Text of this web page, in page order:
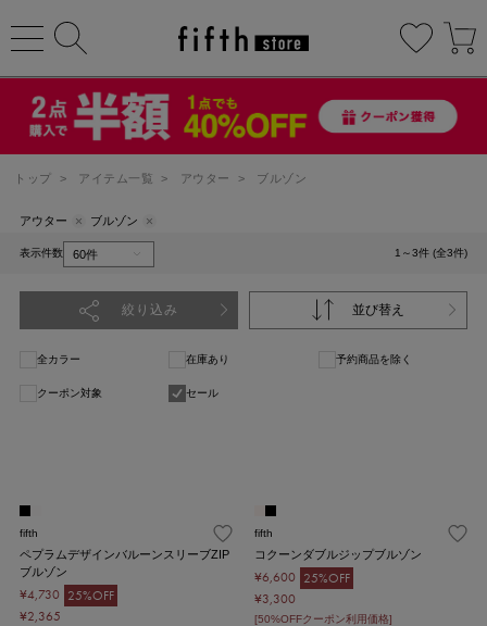
トップ > アイテム一覧 > アウター > ブルゾン
アウター ブルゾン
表示件数 1～3件 (全3件)
絞り込み 並び替え
全カラー 在庫あり 予約商品を除く
クーポン対象 セール
fifth
ペプラムデザインバルーンスリーブZIP
ブルゾン
¥4,730 25%OFF
¥2,365
fifth
コクーンダブルジップブルゾン
¥6,600 25%OFF
¥3,300
[50%OFFクーポン利用価格]